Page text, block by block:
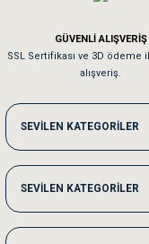
Kedilerim beğeniyorlar.
Me***** Ya******
Akşam verdiğim sipariş bir
Ka***** Ar******
Ufak bir sorun harici sorun
GÜVENLİ ALIŞVERİŞ
SSL Sertifikası ve 3D ödeme
alışveriş.
SEVİLEN KATEGORİLER
SEVİLEN KATEGORİLER